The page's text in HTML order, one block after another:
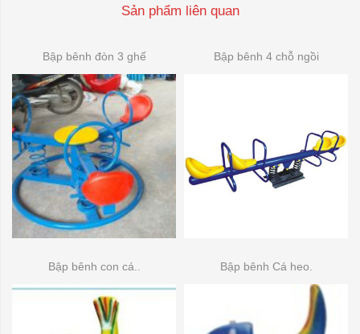
Sản phẩm liên quan
Bập bênh đòn 3 ghế Bập bênh 4 chỗ ngồi
Bập bênh con cá.. Bập bênh Cá heo.